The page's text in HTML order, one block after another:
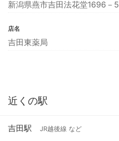
新潟県燕市吉田法花堂1696－5
店名
吉田東薬局
近くの駅
吉田駅 JR越後線 など